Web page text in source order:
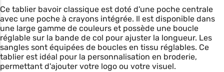
Ce tablier bavoir classique est doté d'une poche centrale
avec une poche à crayons intégrée. Il est disponible dans
une large gamme de couleurs et possède une boucle
réglable sur la bande de col pour ajuster la longueur. Les
sangles sont équipées de boucles en tissu réglables. Ce
tablier est idéal pour la personnalisation en broderie,
permettant d'ajouter votre logo ou votre visuel.